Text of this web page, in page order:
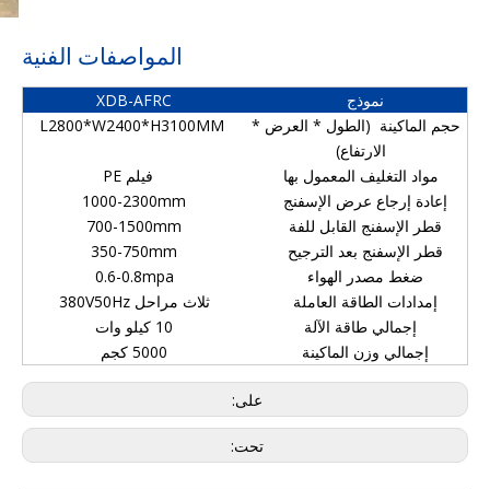
المواصفات الفنية
نموذج
XDB-AFRC
حجم الماكينة (الطول * العرض *
الارتفاع)
مواد التغليف المعمول بها
فيلم PE
إعادة إرجاع عرض الإسفنج
1000-2300mm
قطر الإسفنج القابل للفة
700-1500mm
قطر الإسفنج بعد الترجيح
350-750mm
ضغط مصدر الهواء
0.6-0.8mpa
إمدادات الطاقة العاملة
ثلاث مراحل 380V50Hz
إجمالي طاقة الآلة
10 كيلو وات
إجمالي وزن الماكينة
5000 كجم
على:
تحت: